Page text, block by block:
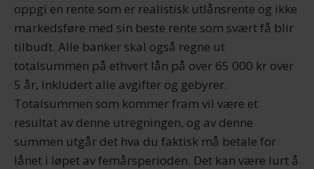
oppgi en rente som er realistisk utlånsrente og ikke
markedsføre med sin beste rente som svært få blir
tilbudt. Alle banker skal også regne ut
totalsummen på ethvert lån på over 65 000 kr over
5 år, inkludert alle avgifter og gebyrer.
Totalsummen som kommer fram vil være et
resultat av denne utregningen, og av denne
summen utgår det hva du faktisk må betale for
lånet i løpet av femårsperioden. Det kan være lurt å